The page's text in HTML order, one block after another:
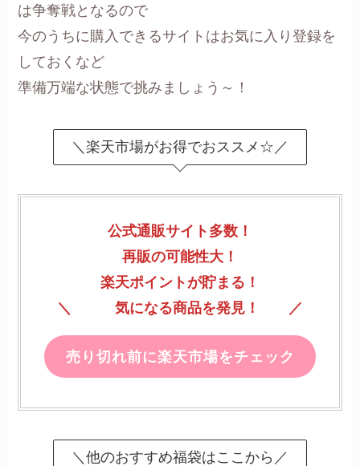
は争奪戦となるので
今のうちに購入できるサイトはお気に入り登録を
しておくなど
準備万端な状態で挑みましょう～！
＼楽天市場がお得でおススメ☆／
公式通販サイト多数！
再販の可能性大！
楽天ポイントが貯まる！
＼ 気になる商品を発見！ ／
売り切れ前に楽天市場をチェック
＼他のおすすめ福袋はここから／